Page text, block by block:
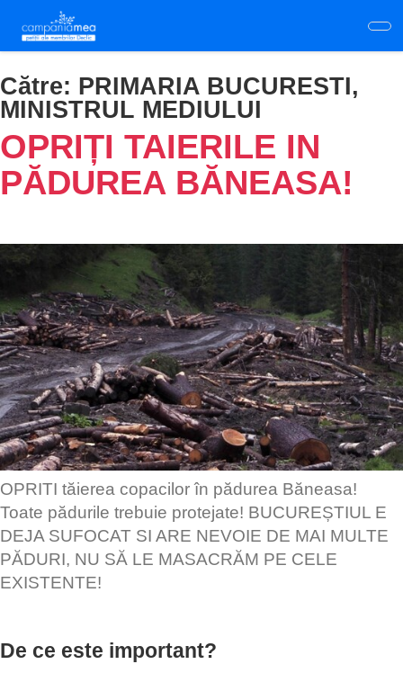
main
content
Către: PRIMARIA BUCURESTI,
MINISTRUL MEDIULUI
OPRIȚI TAIERILE IN
PĂDUREA BĂNEASA!
OPRITI tăierea copacilor în pădurea Băneasa!
Toate pădurile trebuie protejate! BUCUREȘTIUL E
DEJA SUFOCAT SI ARE NEVOIE DE MAI MULTE
PĂDURI, NU SĂ LE MASACRĂM PE CELE
EXISTENTE!
De ce este important?